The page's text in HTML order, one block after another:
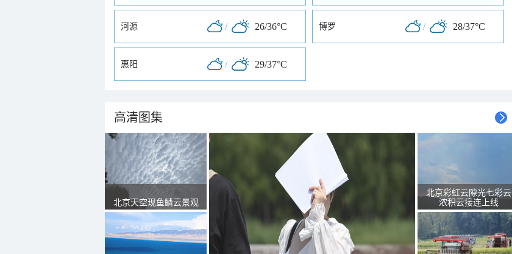
河源 / 26/36°C 博罗 / 28/37°C
惠阳 / 29/37°C
高清图集
北京天空现鱼鳞云景观
北京彩虹云隙光七彩云
浓积云接连上线